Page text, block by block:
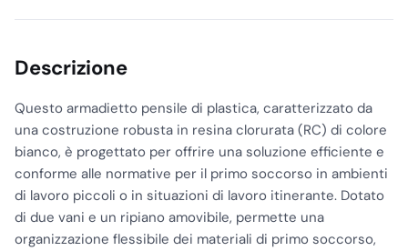
Descrizione
Questo armadietto pensile di plastica, caratterizzato da
una costruzione robusta in resina clorurata (RC) di colore
bianco, è progettato per offrire una soluzione efficiente e
conforme alle normative per il primo soccorso in ambienti
di lavoro piccoli o in situazioni di lavoro itinerante. Dotato
di due vani e un ripiano amovibile, permette una
organizzazione flessibile dei materiali di primo soccorso,